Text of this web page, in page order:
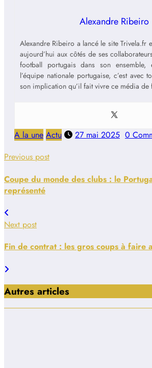
Alexandre Ribeiro
Alexandre Ribeiro a lancé le site Trivela.fr
aujourd’hui aux côtés de ses
football portugais dans son ensemble,
l’équipe nationale portugaise, c’est avec
son implication qu’il fait vivre ce média de
A la une Actu 27 mai 2025 0
Previous post
Coupe du monde des clubs : le
représenté
Next post
Fin de contrat : les gros coups à faire
Autres articles